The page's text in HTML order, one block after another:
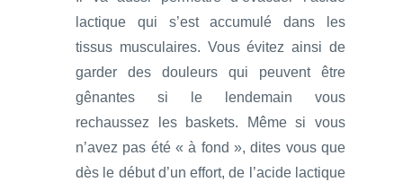
lactique qui s’est accumulé dans les
tissus musculaires. Vous évitez ainsi de
garder des douleurs qui peuvent être
gênantes si le lendemain vous
rechaussez les baskets. Même si vous
n’avez pas été « à fond », dites vous que
dès le début d’un effort, de l’acide lactique